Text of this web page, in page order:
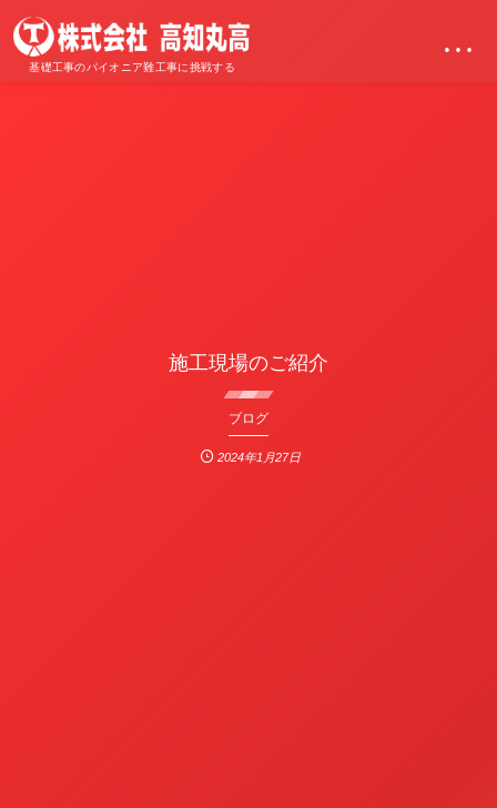
基礎工事のパイオニア難工事に挑戦する
…
施工現場のご紹介
ブログ
2024年1月27日